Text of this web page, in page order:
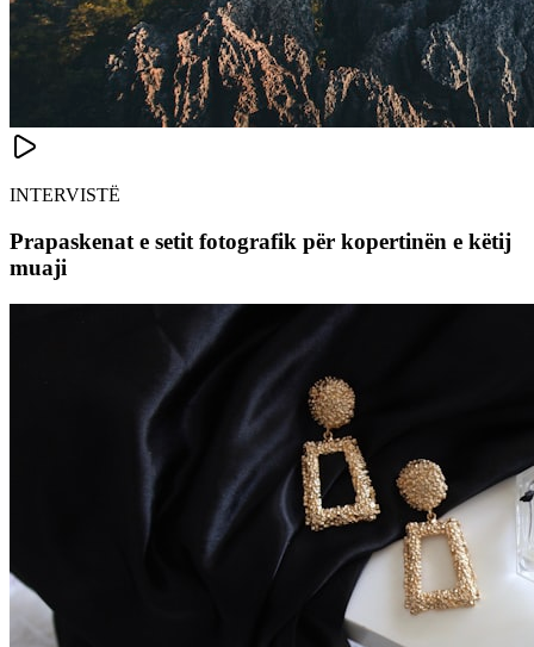
INTERVISTË
Prapaskenat e setit fotografik për kopertinën e këtij
muaji